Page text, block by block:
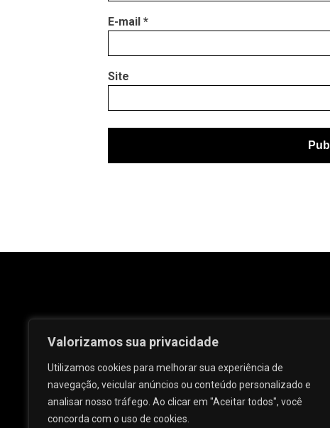
Valorizamos sua privacidade
Utilizamos cookies para melhorar sua experiência de
navegação, veicular anúncios ou conteúdo personalizado e
analisar nosso tráfego. Ao clicar em "Aceitar todos", você
concorda com o uso de cookies.
E-mail *
Site
Rua José e Maria Passos, nº 25 - Centro -